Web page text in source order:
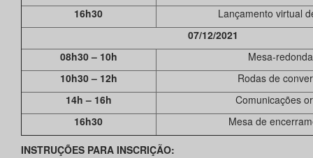
16h30
Lançamento virtual
07/12/2021
08h30 – 10h
Mesa-redonda
10h30 – 12h
Rodas de
14h – 16h
Comunicações
16h30
Mesa de
INSTRUÇÕES PARA INSCRIÇÃO: